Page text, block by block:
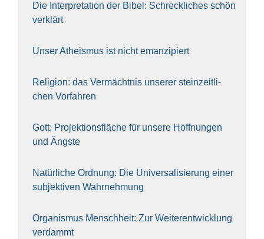
Die Inter­pre­ta­ti­on der Bibel: Schreck­li­ches schön
ver­klärt
Unser Athe­is­mus ist nicht eman­zi­piert
Reli­gi­on: das Ver­mächt­nis unse­rer stein­zeit­li­
chen Vor­fah­ren
Gott: Pro­jek­ti­ons­flä­che für unse­re Hoff­nun­gen
und Ängs­te
Natür­li­che Ord­nung: Die Uni­ver­sa­li­sie­rung einer
sub­jek­ti­ven Wahr­neh­mung
Orga­nis­mus Mensch­heit: Zur Wei­ter­ent­wick­lung
ver­dammt